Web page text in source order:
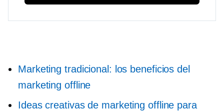
Marketing tradicional: los beneficios del
marketing offline
Ideas creativas de marketing offline para